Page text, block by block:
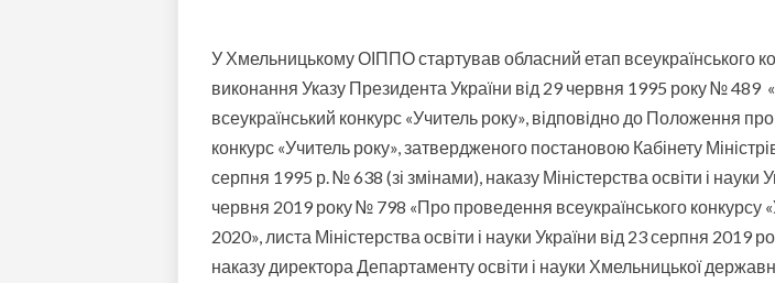
У Хмельницькому ОІППО стартував обласний етап всеукраїнського
виконання Указу Президента України від 29 червня 1995 року № 489
всеукраїнський конкурс «Учитель року», відповідно до Положення
конкурс «Учитель року», затвердженого постановою Кабінету
серпня 1995 р. № 638 (зі змінами), наказу Міністерства освіти і науки
червня 2019 року № 798 «Про проведення всеукраїнського конкурсу
2020», листа Міністерства освіти і науки України від 23 серпня 2019
наказу директора Департаменту освіти і науки Хмельницької